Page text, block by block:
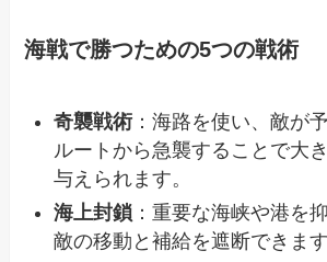
海戦で勝つための5つの戦術
奇襲戦術 ：海路を使い、敵が
ルートから急襲することで大
与えられます。
海上封鎖 ：重要な海峡や港を
敵の移動と補給を遮断できます